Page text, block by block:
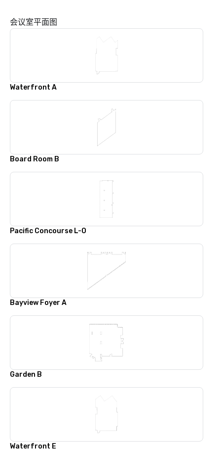
会议室平面图
Waterfront A
Board Room B
Pacific Concourse L-O
Bayview Foyer A
Garden B
Waterfront E